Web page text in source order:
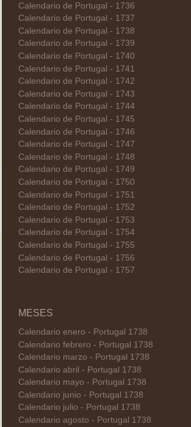
Calendario de Portugal - 1736
Calendario de Portugal - 1737
Calendario de Portugal - 1738
Calendario de Portugal - 1739
Calendario de Portugal - 1740
Calendario de Portugal - 1741
Calendario de Portugal - 1742
Calendario de Portugal - 1743
Calendario de Portugal - 1744
Calendario de Portugal - 1745
Calendario de Portugal - 1746
Calendario de Portugal - 1747
Calendario de Portugal - 1748
Calendario de Portugal - 1749
Calendario de Portugal - 1750
Calendario de Portugal - 1751
Calendario de Portugal - 1752
Calendario de Portugal - 1753
Calendario de Portugal - 1754
Calendario de Portugal - 1755
Calendario de Portugal - 1756
Calendario de Portugal - 1757
MESES
Calendario enero - Portugal 1738
Calendario febrero - Portugal 1738
Calendario marzo - Portugal 1738
Calendario abril - Portugal 1738
Calendario mayo - Portugal 1738
Calendario junio - Portugal 1738
Calendario julio - Portugal 1738
Calendario agosto - Portugal 1738